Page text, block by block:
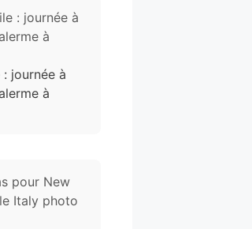
journée à
à